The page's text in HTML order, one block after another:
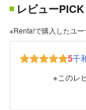
レビュー
※Renta!で購入したユ
5千
※このレ